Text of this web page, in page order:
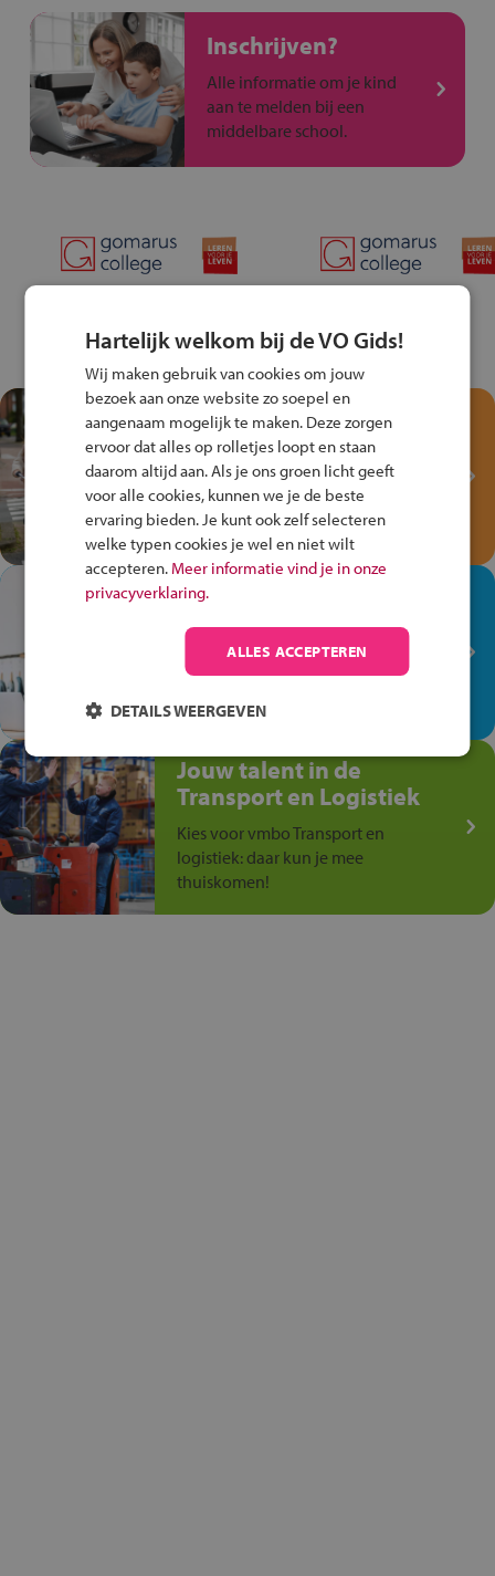
Inschrijven?
Alle informatie om je kind
aan te melden bij een
middelbare school.
Test je kennis met het
Fiets Veilig
Verkeersspel!
Speel het Fiets Veilig Verkeersspel
en win een Cortina-fiets!
In de winkel ben je op je
plek!
Ontdek via het vmbo jouw talent
op de winkelvloer, waar elke dag
anders is!
Jouw talent in de
Transport en Logistiek
Kies voor vmbo Transport en
logistiek: daar kun je mee
thuiskomen!
Hartelijk welkom bij de VO Gids!
Wij maken gebruik van cookies om jouw
bezoek aan onze website zo soepel en
aangenaam mogelijk te maken. Deze zorgen
ervoor dat alles op rolletjes loopt en staan
daarom altijd aan. Als je ons groen licht geeft
voor alle cookies, kunnen we je de beste
ervaring bieden. Je kunt ook zelf selecteren
welke typen cookies je wel en niet wilt
accepteren. Meer informatie vind je in onze
privacyverklaring.
ALLES ACCEPTEREN
DETAILS WEERGEVEN